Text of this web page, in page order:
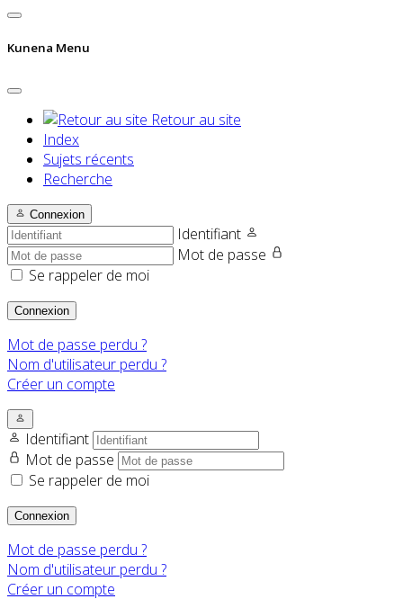
Kunena Menu
Retour au site
Index
Sujets récents
Recherche
Connexion
Identifiant
Mot de passe
Se rappeler de moi
Connexion
Mot de passe perdu ?
Nom d'utilisateur perdu ?
Créer un compte
Identifiant
Mot de passe
Se rappeler de moi
Connexion
Mot de passe perdu ?
Nom d'utilisateur perdu ?
Créer un compte